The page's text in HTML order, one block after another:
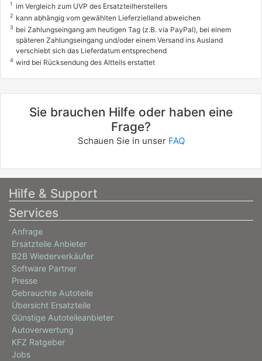
1 im Vergleich zum UVP des Ersatzteilherstellers
2 kann abhängig vom gewählten Lieferzielland abweichen
3 bei Zahlungseingang am heutigen Tag (z.B. via PayPal), bei einem
späteren Zahlungseingang und/oder einem Versand ins Ausland
verschiebt sich das Lieferdatum entsprechend
4 wird bei Rücksendung des Altteils erstattet
Sie brauchen Hilfe oder haben eine
Frage?
Schauen Sie in unser FAQ
Hilfe & Support
Services
Anfrage
Ersatzteile Anbieter
B2B Wiederverkäufer
Software Partner
Presse
Gebrauchte Autoteile
Übersicht Ersatzteile
Günstige Autoteileanbieter
Autoverwertung
KFZ Ratgeber
Jobs